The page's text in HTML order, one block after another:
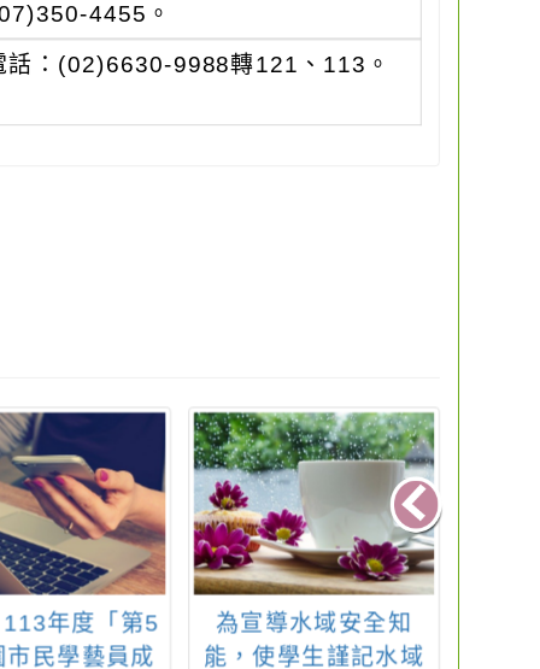
4455。
：(02)6630-9988轉121、113。
年度「第5
市民學藝員成
為宣導水域安全知
能，使學生謹記水域